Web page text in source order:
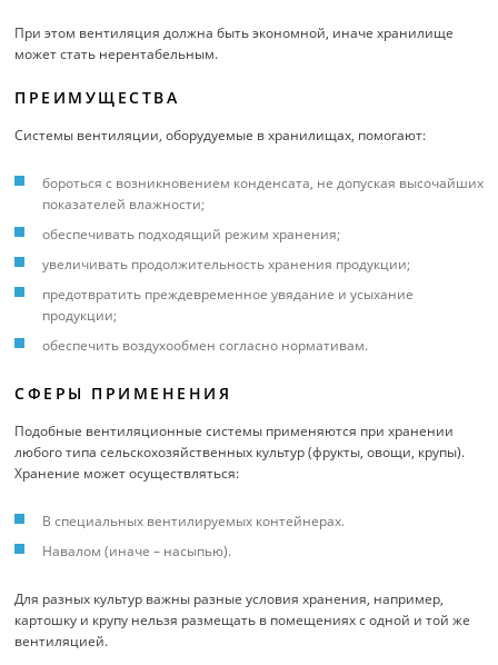
При этом вентиляция должна быть экономной, иначе хранилище
может стать нерентабельным.
ПРЕИМУЩЕСТВА
Системы вентиляции, оборудуемые в хранилищах, помогают:
бороться с возникновением конденсата, не допуская высочайших
показателей влажности;
обеспечивать подходящий режим хранения;
увеличивать продолжительность хранения продукции;
предотвратить преждевременное увядание и усыхание
продукции;
обеспечить воздухообмен согласно нормативам.
СФЕРЫ ПРИМЕНЕНИЯ
Подобные вентиляционные системы применяются при хранении
любого типа сельскохозяйственных культур (фрукты, овощи, крупы).
Хранение может осуществляться:
В специальных вентилируемых контейнерах.
Навалом (иначе – насыпью).
Для разных культур важны разные условия хранения, например,
картошку и крупу нельзя размещать в помещениях с одной и той же
вентиляцией.